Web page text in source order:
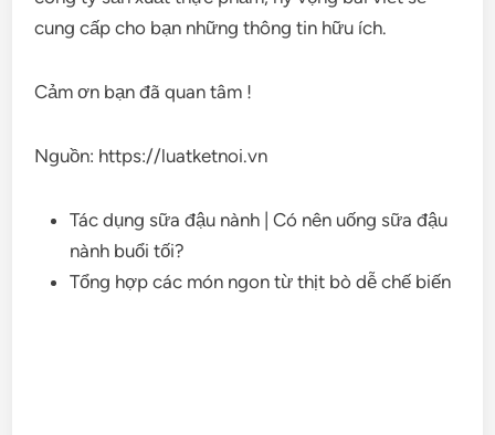
cung cấp cho bạn những thông tin hữu ích.
Cảm ơn bạn đã quan tâm !
Nguồn: https://luatketnoi.vn
Tác dụng sữa đậu nành | Có nên uống sữa đậu
nành buổi tối?
Tổng hợp các món ngon từ thịt bò dễ chế biến